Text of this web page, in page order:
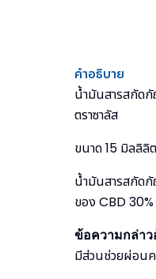
คำอธิบาย
น้ำมันสารสกัด
ตราซาลัส
ขนาด 15 มิลลิลิ
น้ำมันสารสกัด
ของ CBD
ข้อความกล่า
มีส่วนช่วยผ่อน